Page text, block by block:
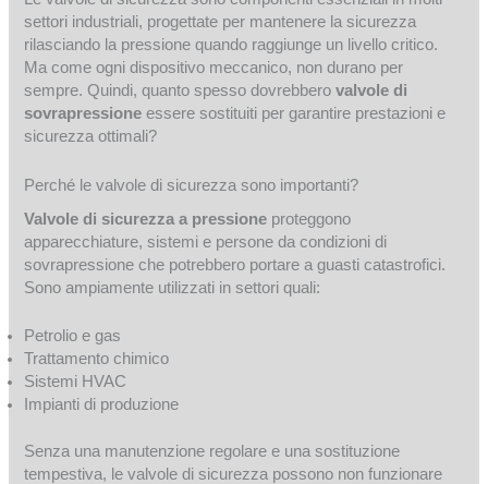
settori industriali, progettate per mantenere la sicurezza
rilasciando la pressione quando raggiunge un livello critico.
Ma come ogni dispositivo meccanico, non durano per
sempre. Quindi, quanto spesso dovrebberovalvole di
sovrapressione essere sostituiti per garantire prestazioni e
sicurezza ottimali?
Perché le valvole di sicurezza sono importanti?
Valvole di sicurezza a pressione proteggono
apparecchiature, sistemi e persone da condizioni di
sovrapressione che potrebbero portare a guasti catastrofici.
Sono ampiamente utilizzati in settori quali:
Petrolio e gas
Trattamento chimico
Sistemi HVAC
Impianti di produzione
Senza una manutenzione regolare e una sostituzione
tempestiva, le valvole di sicurezza possono non funzionare